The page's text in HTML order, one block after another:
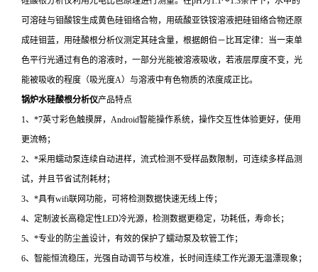
可溶硅与钼酸铵生成黄色硅钼络合物，用硫酸亚铁铵溶液把硅钼络合物还原
成硅钼蓝，用硅酸根分析仪测定其硅含量，根据朗伯－比耳定律：当一束单
色平行光通过有色的溶液时，一部分光能被溶液吸收，若液层厚度不变，光
能被吸收的程度（吸光度A）与溶液中有色物质的浓度成正比。
锅炉水硅酸根分析仪产品特点
1、*7英寸彩色触摸屏，Android智能操作系统，操作交互性体验更好，使用
更流畅；
2、*采用蠕动泵连续自动进样，流式检测不受样品数限制，可连续多样品测
试，并且节省试剂耗材；
3、*具有wifi联网功能，可将检测数据快速无线上传；
4、定制波长高稳定性LED冷光源，检测数据更稳定，功耗低，寿命长；
5、*专业的防尘盖设计，有效的保护了蠕动泵及软管工作；
6、智能恒流稳压，光强自动调节与校准，长时间连续工作光源无温漂现象；